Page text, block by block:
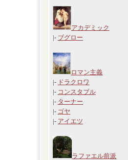
アカデミック
|- ブグロー
ロマン主義
|- ドラクロワ
|- コンスタブル
|- ターナー
|- ゴヤ
|- アイエツ
ラファエル前派